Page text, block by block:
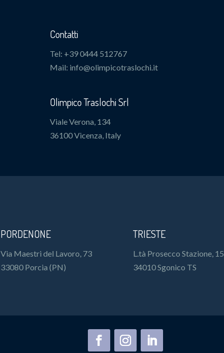
Contatti
Tel: +39 0444 512767
Mail: info@olimpicotraslochi.it
Olimpico Traslochi Srl
Viale Verona, 134
36100 Vicenza, Italy
PORDENONE
Via Maestri del Lavoro, 73
33080 Porcia (PN)
TRIESTE
L.tà Prosecco Stazione, 15
34010 Sgonico TS